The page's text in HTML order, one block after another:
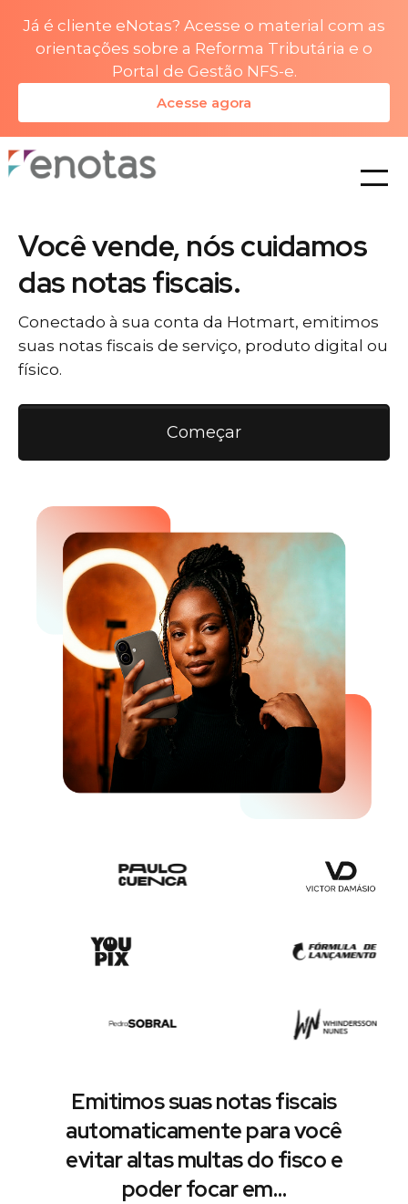
Já é cliente eNotas? Acesse o material com as
orientações sobre a Reforma Tributária e o
Portal de Gestão NFS-e.
Acesse agora
planos
Você vende, nós cuidamos
das notas fiscais.
Conectado à sua conta da Hotmart, emitimos
suas notas fiscais de serviço, produto digital ou
físico.
Começar
Emitimos suas notas fiscais
automaticamente para você
evitar altas multas do fisco e
poder focar em…